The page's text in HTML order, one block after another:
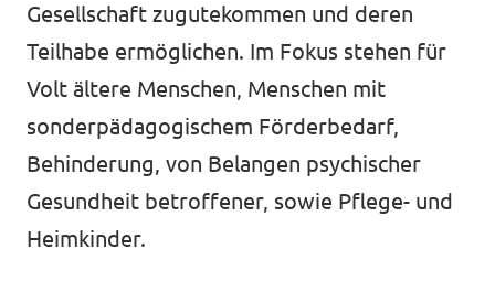
Gesellschaft zugutekommen und deren
Teilhabe ermöglichen. Im Fokus stehen für
Volt ältere Menschen, Menschen mit
sonderpädagogischem Förderbedarf,
Behinderung, von Belangen psychischer
Gesundheit betroffener, sowie Pflege- und
Heimkinder.